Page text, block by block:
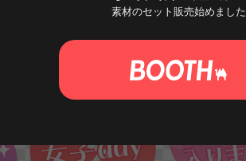
素材のセット販売始めました